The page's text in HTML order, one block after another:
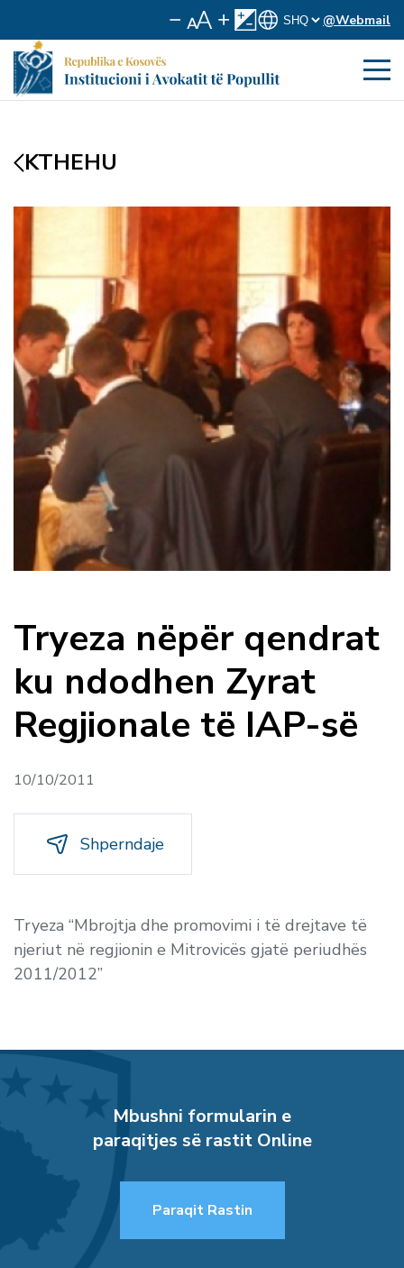
@Webmail
KTHEHU
Tryeza nëpër qendrat
ku ndodhen Zyrat
Regjionale të IAP-së
10/10/2011
Shperndaje
Tryeza “Mbrojtja dhe promovimi i të drejtave të
njeriut në regjionin e Mitrovicës gjatë periudhës
2011/2012”
Mbushni formularin e
paraqitjes së rastit Online
Paraqit Rastin